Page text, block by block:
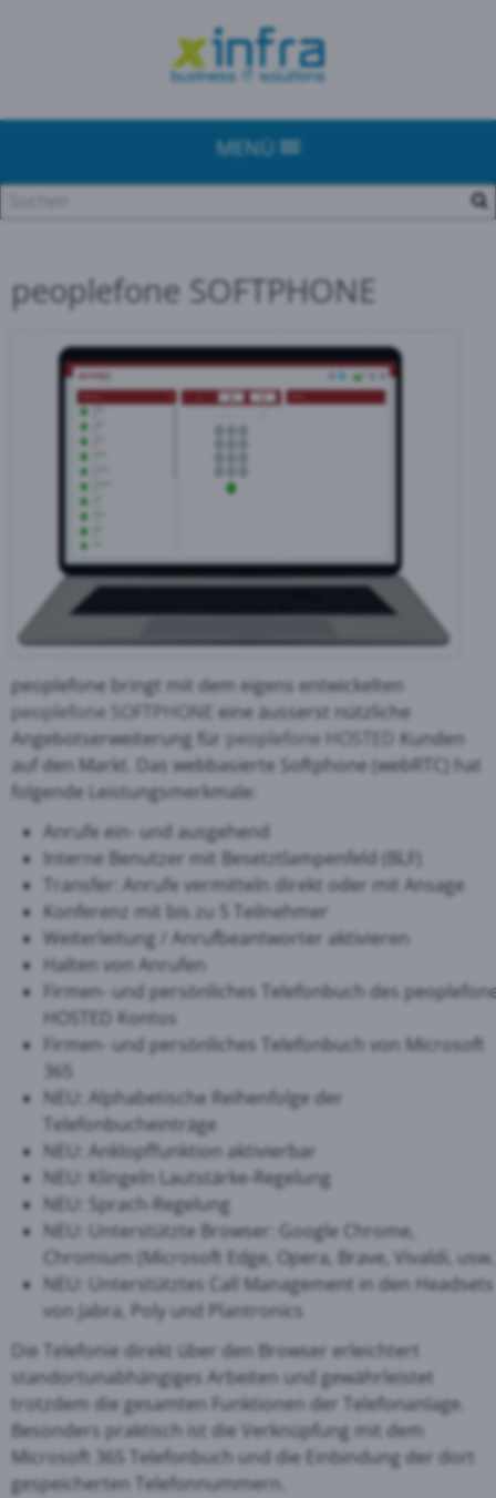
MENÜ
peoplefone SOFTPHONE
peoplefone bringt mit dem eigens entwickelten
peoplefone SOFTPHONE eine äusserst nützliche
Angebotserweiterung für peoplefone HOSTED
Kunden
auf den Markt. Das webbasierte Softphone (webRTC) hat
folgende Leistungsmerkmale:
Anrufe ein- und ausgehend
Interne Benutzer mit Besetztlampenfeld (BLF)
Transfer: Anrufe vermitteln direkt oder mit Ansage
Konferenz mit bis zu 5 Teilnehmer
Weiterleitung / Anrufbeantworter aktivieren
Halten von Anrufen
Firmen- und persönliches Telefonbuch des
HOSTED Kontos
Firmen- und persönliches Telefonbuch von Microsoft
365
NEU: Alphabetische Reihenfolge der
Telefonbucheinträge
NEU: Anklopffunktion aktivierbar
NEU: Klingeln Lautstärke-Regelung
NEU: Sprach-Regelung
NEU: Unterstützte Browser: Google Chrome,
Chromium (Microsoft Edge, Opera, Brave, Vivaldi,
NEU: Unterstütztes Call Management in den Headsets
von Jabra, Poly und Plantronics
Die Telefonie direkt über den Browser erleichtert
standortunabhängiges Arbeiten und gewährleistet
trotzdem die gesamten Funktionen der Telefonanlage.
Besonders praktisch ist die Verknüpfung mit dem
Microsoft 365 Telefonbuch und die Einbindung der dort
gespeicherten Telefonnummern.